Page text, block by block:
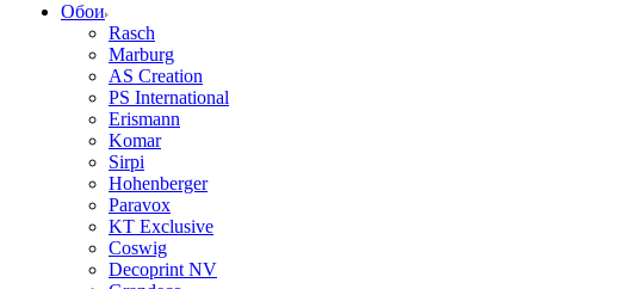
Обои
Rasch
Marburg
AS Creation
PS International
Erismann
Komar
Sirpi
Hohenberger
Paravox
KT Exclusive
Coswig
Decoprint NV